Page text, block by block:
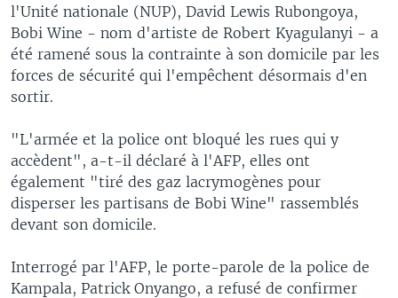
l'Unité nationale (NUP), David Lewis Rubongoya,
Bobi Wine - nom d'artiste de Robert Kyagulanyi - a
été ramené sous la contrainte à son domicile par les
forces de sécurité qui l'empêchent désormais d'en
sortir.
"L'armée et la police ont bloqué les rues qui y
accèdent", a-t-il déclaré à l'AFP, elles ont
également "tiré des gaz lacrymogènes pour
disperser les partisans de Bobi Wine" rassemblés
devant son domicile.
Interrogé par l'AFP, le porte-parole de la police de
Kampala, Patrick Onyango, a refusé de confirmer